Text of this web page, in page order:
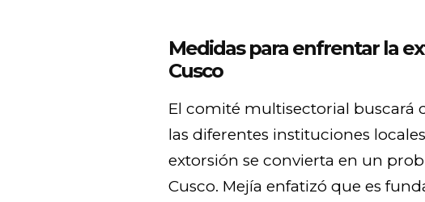
Medidas para enfrentar la
Cusco
El comité multisectorial buscará
las diferentes instituciones
extorsión se convierta en un
Cusco. Mejía enfatizó que es